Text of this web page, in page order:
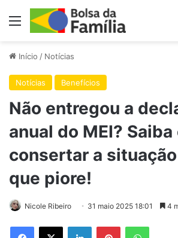
Menu
Início / Notícias
Notícias Benefícios
Não entregou a
anual do MEI?
consertar a
que piore!
Nicole Ribeiro 31 maio 2025 18:01 4
Facebook
X LinkedinPinterest